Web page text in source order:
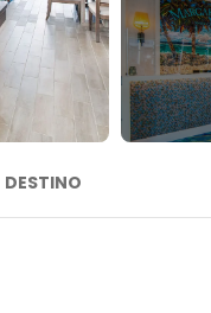
DESTINO